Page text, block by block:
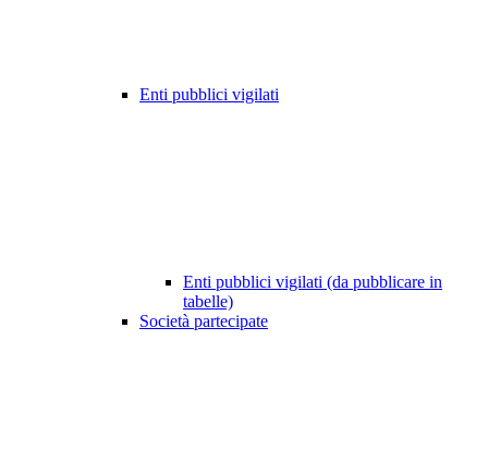
Enti pubblici vigilati
Enti pubblici vigilati (da pubblicare in
tabelle)
Società partecipate